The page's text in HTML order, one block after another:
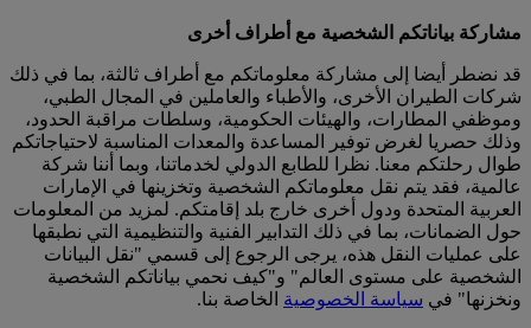
مشاركة بياناتكم الشخصية مع أطراف أخرى
قد نضطر أيضا إلى مشاركة معلوماتكم مع أطراف ثالثة، بما في ذلك
شركات الطيران الأخرى، والأطباء والعاملين في المجال الطبي،
وموظفي المطارات، والهيئات الحكومية، وسلطات مراقبة الحدود،
وذلك حصريا لغرض توفير المساعدة والمعدات المناسبة لاحتياجاتكم
طوال رحلتكم معنا. نظرا للطابع الدولي لخدماتنا، وبما أننا شركة
عالمية، فقد يتم نقل معلوماتكم الشخصية وتخزينها في الإمارات
العربية المتحدة ودول أخرى خارج بلد إقامتكم. لمزيد من المعلومات
حول الضمانات، بما في ذلك التدابير الفنية والتنظيمية التي نطبقها
على عمليات النقل هذه، يرجى الرجوع إلى قسمي "نقل البيانات
الشخصية على مستوى العالم" و"كيف نحمي بياناتكم الشخصية
ونخزنها" في سياسة الخصوصية الخاصة بنا.